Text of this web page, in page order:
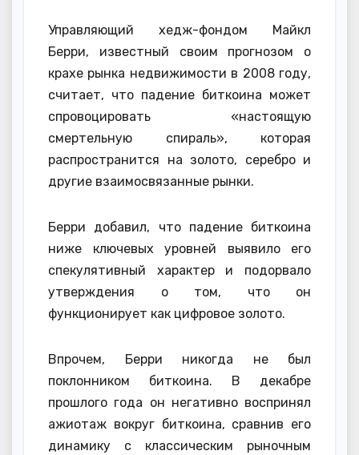
Управляющий хедж-фондом Майкл
Берри, известный своим прогнозом о
крахе рынка недвижимости в 2008 году,
считает, что падение биткоина может
спровоцировать «настоящую
смертельную спираль», которая
распространится на золото, серебро и
другие взаимосвязанные рынки.
Берри добавил, что падение биткоина
ниже ключевых уровней выявило его
спекулятивный характер и подорвало
утверждения о том, что он
функционирует как цифровое золото.
Впрочем, Берри никогда не был
поклонником биткоина. В декабре
прошлого года он негативно воспринял
ажиотаж вокруг биткоина, сравнив его
динамику с классическим рыночным